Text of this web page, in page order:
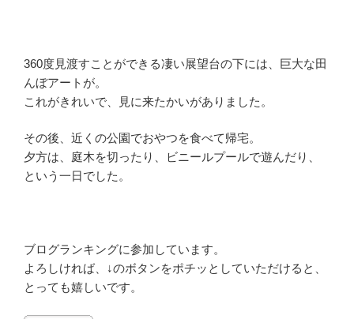
360度見渡すことができる凄い展望台の下には、巨大な田
んぼアートが。
これがきれいで、見に来たかいがありました。
その後、近くの公園でおやつを食べて帰宅。
夕方は、庭木を切ったり、ビニールプールで遊んだり、
という一日でした。
ブログランキングに参加しています。
よろしければ、↓のボタンをポチッとしていただけると、
とっても嬉しいです。